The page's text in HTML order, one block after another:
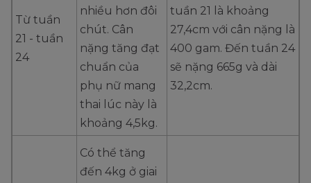
Từ tuần
21 - tuần
24
nhiều hơn đôi
chút. Cân
nặng tăng đạt
chuẩn của
phụ nữ mang
thai lúc này là
khoảng 4,5kg.
tuần 21 là khoảng
27,4cm với cân nặng là
400 gam. Đến tuần 24
sẽ nặng 665g và dài
32,2cm.
Có thể tăng
đến 4kg ở giai